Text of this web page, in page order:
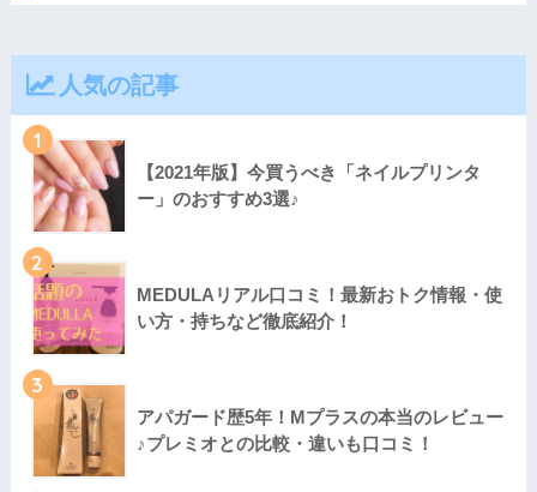
人気の記事
1
【2021年版】今買うべき「ネイルプリンタ
ー」のおすすめ3選♪
2
MEDULAリアル口コミ！最新おトク情報・使
い方・持ちなど徹底紹介！
3
アパガード歴5年！Mプラスの本当のレビュー
♪プレミオとの比較・違いも口コミ！